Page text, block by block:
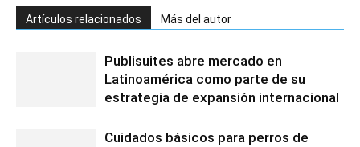
Artículos relacionados Más del autor
Publisuites abre mercado en
Latinoamérica como parte de su
estrategia de expansión internacional
Cuidados básicos para perros de